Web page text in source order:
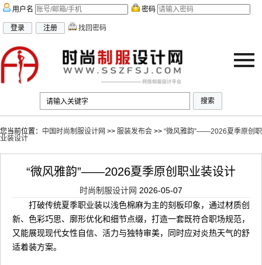
用户名 密码
找回密码
您当前位置： 中国时尚制服设计网 >> 服装发布会 >> “微风雅韵”——2026夏季原创职
业装设计
“微风雅韵”——2026夏季原创职业装设计
时尚制服设计网 2026-05-07
打破传统夏季职业装以浅色棉麻为主的刻板印象，通过材质创
新、色彩巧思、廓形优化和细节点缀，打造一套既符合职场规范，
又能展现现代女性自信、活力与独特审美，同时应对炎热天气的舒
适着装方案。